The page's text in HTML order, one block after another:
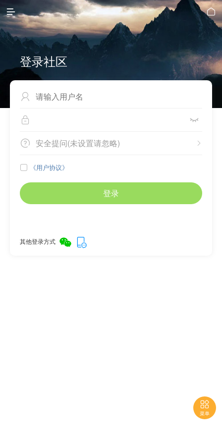
 
登录社区

 
 
安全提问(未设置请忽略)
 《用户协议》
登录
其他登录方式

菜单